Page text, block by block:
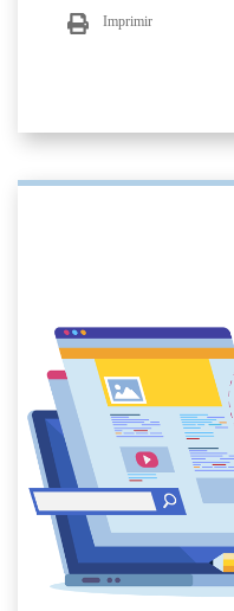
Imprimir